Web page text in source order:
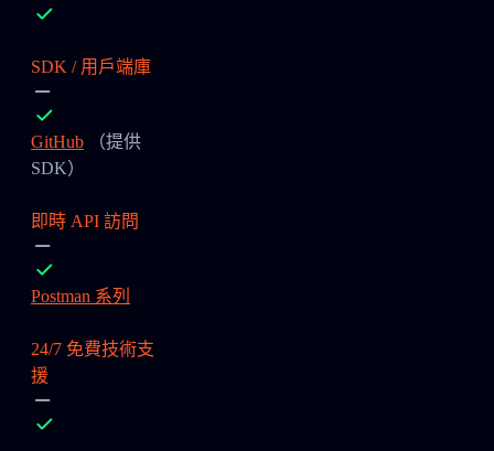
SDK / 用戶端庫
GitHub （提供
SDK）
即時 API 訪問
Postman 系列
24/7 免費技術支
援